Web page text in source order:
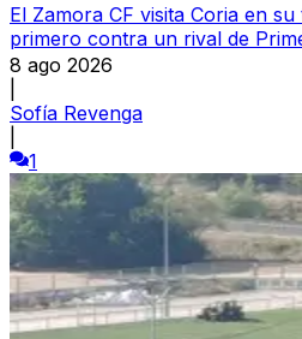
El Zamora CF visita Coria en
primero contra un rival de
8 ago 2026
Sofía Revenga
1